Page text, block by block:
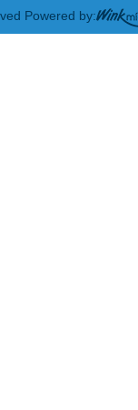
Powered by: